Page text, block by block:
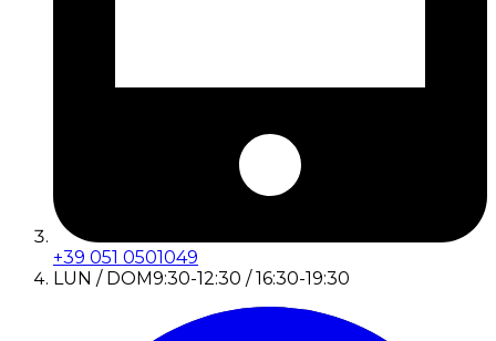
+39 051 0501049
LUN / DOM9:30-12:30 / 16:30-19:30